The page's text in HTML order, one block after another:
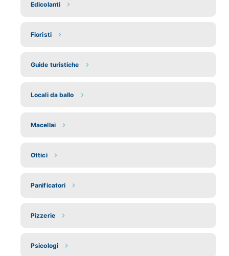
Edicolanti
Fioristi
Guide turistiche
Locali da ballo
Macellai
Ottici
Panificatori
Pizzerie
Psicologi